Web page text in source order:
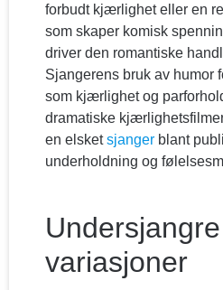
forbudt kjærlighet eller en
som skaper komisk
driver den romantiske
Sjangerens bruk av humor
som kjærlighet og
dramatiske
en elsketsjanger blant
underholdning og
variasjoner